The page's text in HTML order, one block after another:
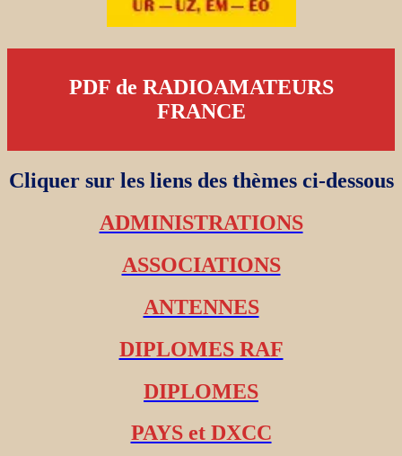
PDF de RADIOAMATEURS
FRANCE
Cliquer sur les liens des thèmes ci-dessous
ADMINISTRATIONS
ASSOCIATIONS
ANTENNES
DIPLOMES RAF
DIPLOMES
PAYS et DXCC